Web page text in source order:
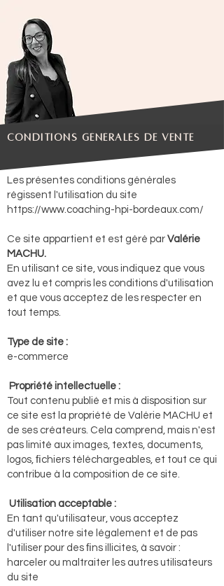
Conditions générales de vente
Les présentes conditions générales
régissent l'utilisation du site
https://www.coaching-hpi-bordeaux.com/
Ce site appartient et est géré par Valérie
MACHU.
En utilisant ce site, vous indiquez que vous
avez lu et compris les conditions d'utilisation
et que vous acceptez de les respecter en
tout temps.
Type de site :
e-commerce
Propriété intellectuelle :
Tout contenu publié et mis à disposition sur
ce site est la propriété de Valérie MACHU et
de ses créateurs. Cela comprend, mais n'est
pas limité aux images, textes, documents,
logos, ﬁchiers téléchargeables, et tout ce qui
contribue à la composition de ce site.
Utilisation acceptable :
En tant qu'utilisateur, vous acceptez
d'utiliser notre site légalement et de pas
l'utiliser pour des ﬁns illicites, à savoir :
harceler ou maltraiter les autres utilisateurs
du site